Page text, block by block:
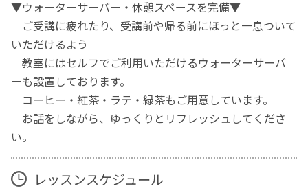
▼ウォーターサーバー・休憩スペースを完備▼
ご受講に疲れたり、受講前や帰る前にほっと一息ついて
いただけるよう
教室にはセルフでご利用いただけるウォーターサーバ
ーも設置しております。
コーヒー・紅茶・ラテ・緑茶もご用意しています。
お話をしながら、ゆっくりとリフレッシュしてくださ
い。
レッスンスケジュール